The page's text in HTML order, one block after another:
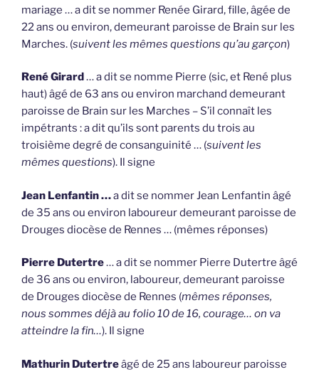
mariage … a dit se nommer Renée Girard, fille, âgée de
22 ans ou environ, demeurant paroisse de Brain sur les
Marches. (suivent les mêmes questions qu’au garçon)
René Girard… a dit se nomme Pierre (sic, et René plus
haut) âgé de 63 ans ou environ marchand demeurant
paroisse de Brain sur les Marches – S’il connaît les
impétrants : a dit qu’ils sont parents du trois au
troisième degré de consanguinité … (suivent les
mêmes questions). Il signe
Jean Lenfantin …a dit se nommer Jean Lenfantin âgé
de 35 ans ou environ laboureur demeurant paroisse de
Drouges diocèse de Rennes … (mêmes réponses)
Pierre Dutertre… a dit se nommer Pierre Dutertre âgé
de 36 ans ou environ, laboureur, demeurant paroisse
de Drouges diocèse de Rennes (mêmes réponses,
nous sommes déjà au folio 10 de 16, courage… on va
atteindre la fin…). Il signe
Mathurin Dutertreâgé de 25 ans laboureur paroisse